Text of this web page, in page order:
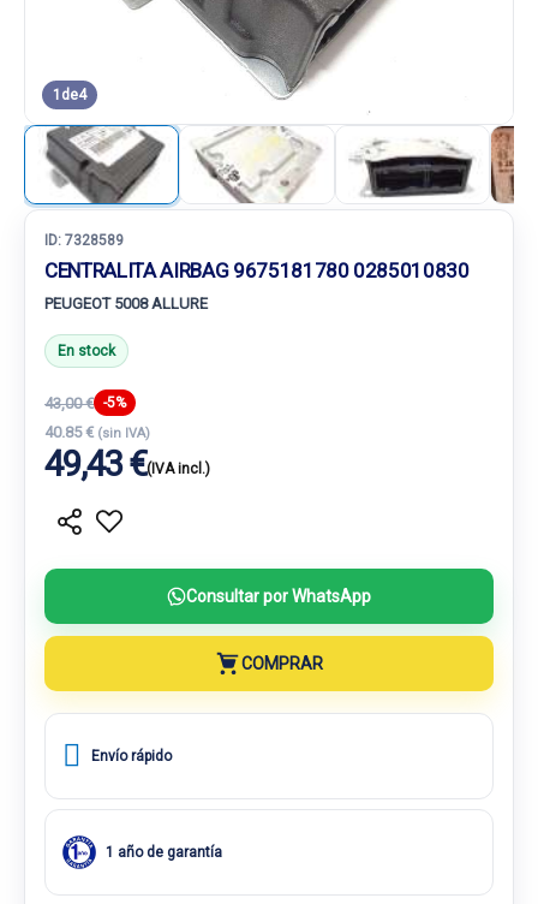
1 de4
ID: 7328589
CENTRALITA AIRBAG 9675181780 0285010830
PEUGEOT 5008 ALLURE
En stock
43,00 € -5%
40.85 € (sin IVA)
49,43 €(IVA incl.)
Consultar por WhatsApp
COMPRAR
Envío rápido
1 año de garantía